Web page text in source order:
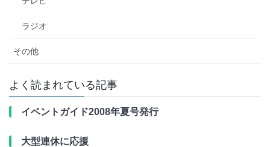
ラジオ
その他
よく読まれている記事
イベントガイド2008年夏号発行
大型連休に応援